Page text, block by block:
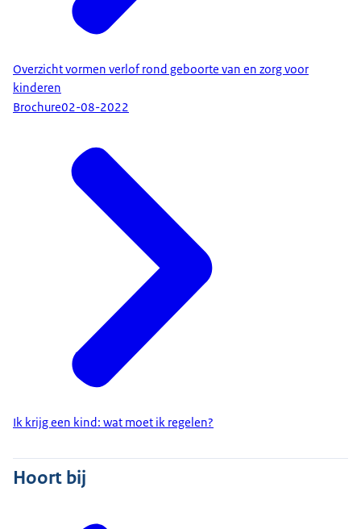
Overzicht vormen verlof rond geboorte van en zorg voor
kinderen
Brochure02-08-2022
Ik krijg een kind: wat moet ik regelen?
Hoort bij